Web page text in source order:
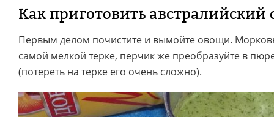
Как приготовить
Первым делом почистите и вымойте овощи.
самой мелкой терке, перчик же преобразуйте в
(потереть на терке его очень сложно).